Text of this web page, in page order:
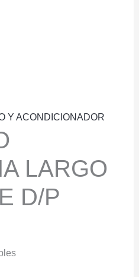
Y ACONDICIONADOR
LARGO
D/P